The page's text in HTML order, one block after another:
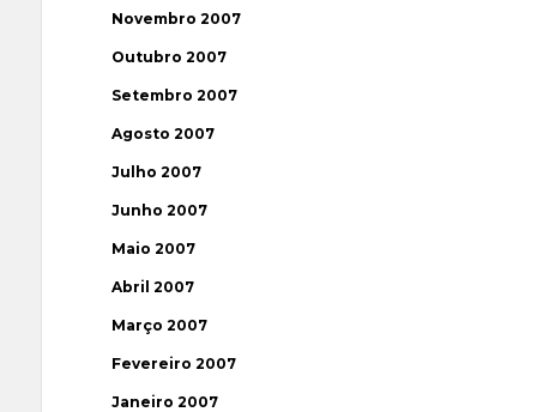
Novembro 2007
Outubro 2007
Setembro 2007
Agosto 2007
Julho 2007
Junho 2007
Maio 2007
Abril 2007
Março 2007
Fevereiro 2007
Janeiro 2007